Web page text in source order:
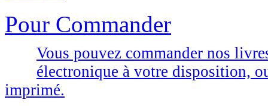
Pour Commander
Vous pouvez commander nos
électronique à votre disposition,
imprimé.